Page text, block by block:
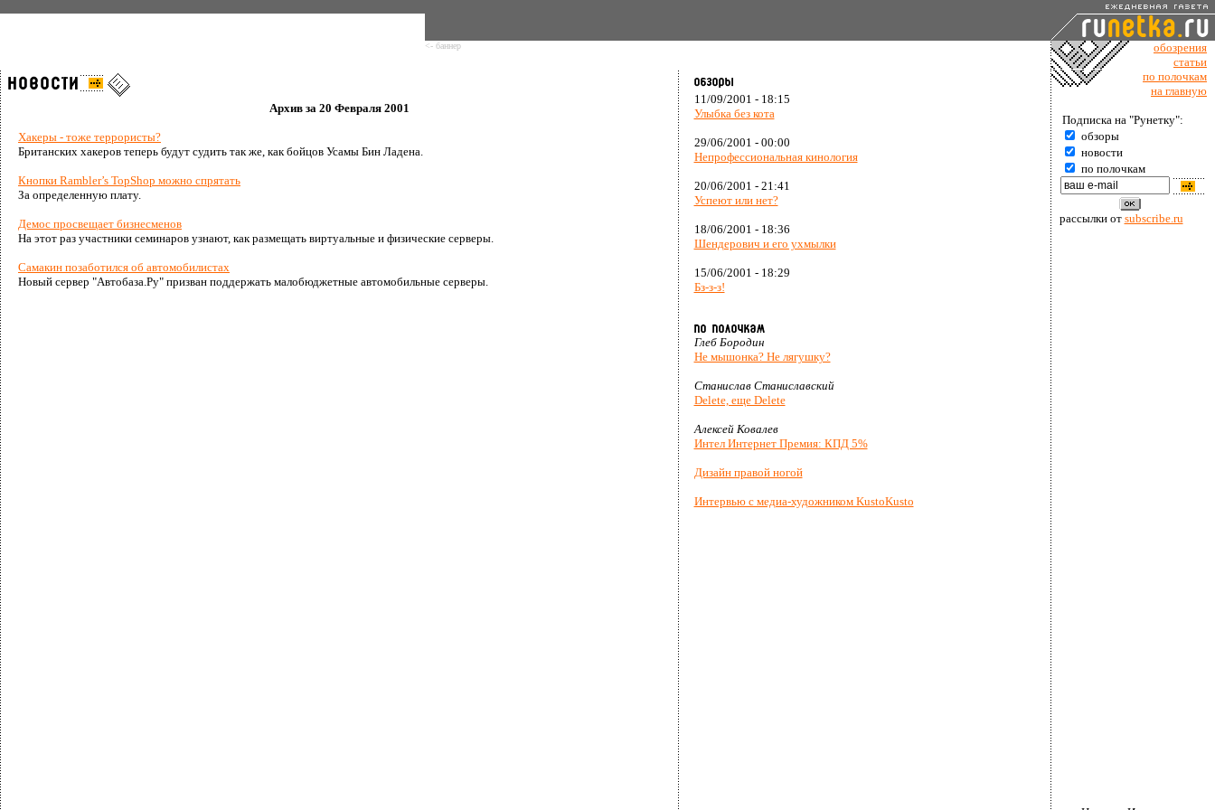
<- баннер
обозрения
статьи
Архив за 20 Февраля 2001
Хакеры - тоже террористы?
Британских хакеров теперь будут судить так же, как бойцов Усамы Бин Ладена.
Кнопки Rambler’s TopShop можно спрятать
За определенную плату.
Демос просвещает бизнесменов
На этот раз участники семинаров узнают, как размещать виртуальные и физические серверы.
Самакин позаботился об автомобилистах
Новый сервер "Автобаза.Ру" призван поддержать малобюджетные автомобильные серверы.
11/09/2001 - 18:15
Улыбка без кота
29/06/2001 - 00:00
Непрофессиональная кинология
20/06/2001 - 21:41
Успеют или нет?
18/06/2001 - 18:36
Шендерович и его ухмылки
15/06/2001 - 18:29
Бз-з-з!
Глеб Бородин
Не мышонка? Не лягушку?
Станислав Станиславский
Delete, еще Delete
Алексей Ковалев
Интел Интернет Премия: КПД 5%
Дизайн правой ногой
Интервью с медиа-художником KustoKusto
по полочкам
на главную
Подписка на "Рунетку":
обзоры
новости
по полочкам
рассылки от subscribe.ru